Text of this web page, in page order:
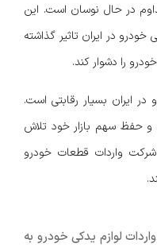
در حال نوسان است. این
در ایران تاثیر گذاشته
را دشوار کند.
در ایران بسیار رقابتی است.
و حفظ سهم بازار خود تلاش
واردات قطعات خودرو
لوازم یدکی خودرو به